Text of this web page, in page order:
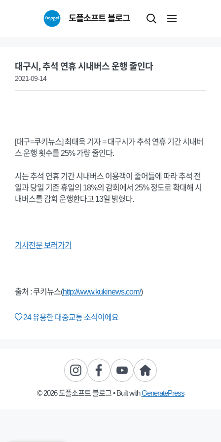
도플소프트 블로그
대구시, 추석 연휴 시내버스 운행 줄인다
2021-09-14
[대구=쿠키뉴스] 최태욱 기자 = 대구시가 추석 연휴 기간 시내버
스 운행 횟수를 25% 가량 줄인다.
시는 추석 연휴 기간 시내버스 이용객이 줄어듦에 따라 추석 전
일과 당일 기존 휴일의 18%의 감회에서 25% 정도로 확대해 시
내버스를 감회 운행한다고 13일 밝혔다.
기사전문 보러가기
출처 : 쿠키뉴스(http://www.kukinews.com/)
24유용한 대중교통 소식이에요
© 2026 도플소프트 블로그• Built withGeneratePress